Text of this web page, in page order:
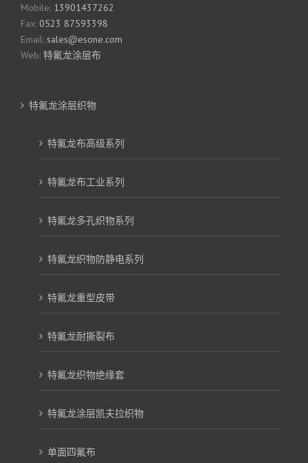
Mobile: 13901437262
Fax: 0523 87593398
Email: sales@esone.com
Web: 特氟龙涂层布
特氟龙涂层织物
特氟龙布高级系列
特氟龙布工业系列
特氟龙多孔织物系列
特氟龙织物防静电系列
特氟龙重型皮带
特氟龙耐撕裂布
特氟龙织物绝缘套
特氟龙涂层凯夫拉织物
单面四氟布